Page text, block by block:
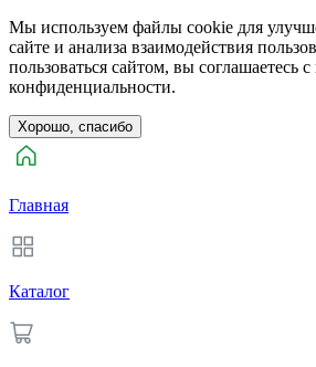
Мы используем файлы cookie для
сайте и анализа взаимодействия
пользоваться сайтом, вы соглашаетесь
конфиденциальности.
Хорошо, спасибо
Главная
Каталог